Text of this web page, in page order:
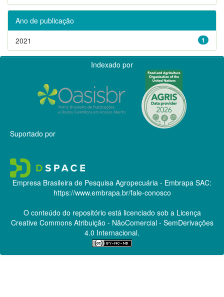
Ano de publicação
1
2021
Indexado por
Suportado por
Empresa Brasileira de Pesquisa Agropecuária - Embrapa SAC:
https://www.embrapa.br/fale-conosco
O conteúdo do repositório está licenciado sob a Licença
Creative CommonsAtribuição - NãoComercial - SemDerivações
4.0 Internacional.